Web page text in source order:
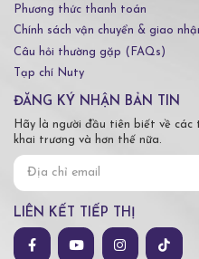
Phương thức thanh toán
Chính sách vận chuyển & giao
Câu hỏi thường gặp (FAQs)
Tạp chí Nuty
ĐĂNG KÝ NHẬN BẢN TIN
Hãy là người đầu tiên biết về các
khai trương và hơn thế nữa.
LIÊN KẾT TIẾP THỊ